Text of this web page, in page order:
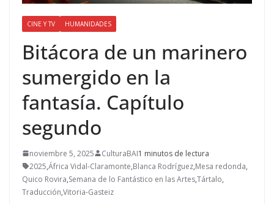
CINE Y TV HUMANIDADES
Bitácora de un marinero
sumergido en la
fantasía. Capítulo
segundo
noviembre 5, 2025 CulturaBAI1 minutos de lectura
2025,África Vidal-Claramonte,Blanca Rodríguez,Mesa redonda,
Quico Rovira,Semana de lo Fantástico en las Artes,Tártalo,
Traducción,Vitoria-Gasteiz